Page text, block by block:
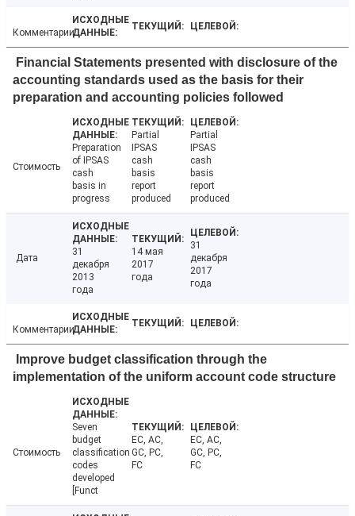
Комментарии
Financial Statements presented with disclosure of the
accounting standards used as the basis for their
preparation and accounting policies followed
Стоимость
Preparation
of IPSAS
cash
basis in
progress
Partial
IPSAS
cash
basis
report
produced
Partial
IPSAS
cash
basis
report
produced
Дата
31
декабря
2013
года
14 мая
2017
года
31
декабря
2017
года
Комментарии
Improve budget classification through the
implementation of the uniform account code structure
Стоимость
Seven
budget
classification
codes
developed
[Funct
EC, AC,
GC, PC,
FC
EC, AC,
GC, PC,
FC